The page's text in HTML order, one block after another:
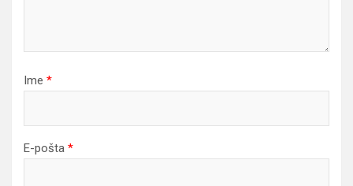
Ime *
E-pošta *